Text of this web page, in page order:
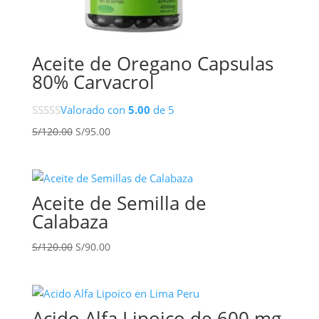
Aceite de Oregano Capsulas
80% Carvacrol
Valorado con 5.00 de 5
S/120.00 El
era:
S/120.00.
S/95.00El
es:
S/95.00.
Aceite de Semilla de
Calabaza
S/120.00 El
era:
S/120.00.
S/90.00El
es:
S/90.00.